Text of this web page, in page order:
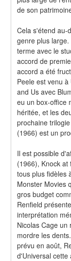
de son
Cela s'étend au-
genre plus
terme avec le
accord de
accord a été
Peele est venu
and Us avec
eu un box-office
héritée, et les
prochaine
(1966) est un
Il est possible
(1966), Knock at
tous plus fidèles
Monster Movies
gros budget
Renfield
interprétation
Nicolas Cage un
mordre les
prévu en août,
d'Universal cette